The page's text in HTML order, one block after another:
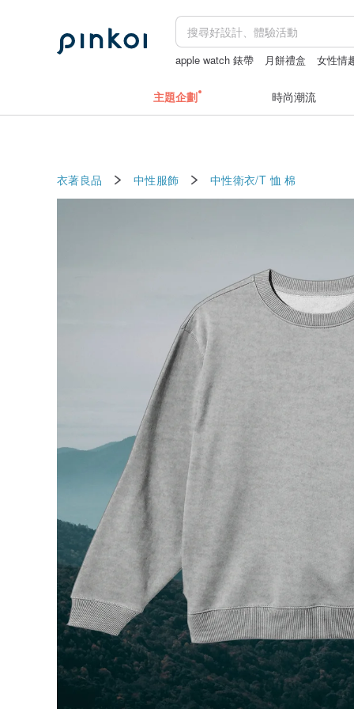
apple watch 錶帶 月餅禮盒
女性情
主題企劃 時尚潮流
衣著良品 中性服飾 中性衛衣/T 恤 棉